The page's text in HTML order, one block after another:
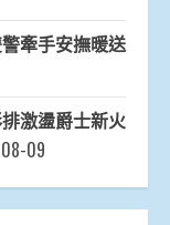
牽手安撫暖送
激盪爵士新火
09